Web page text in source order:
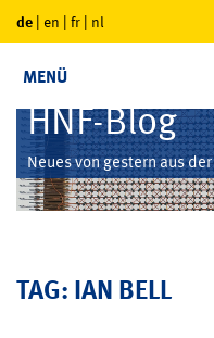
de | en | fr | nl
MENÜ
HNF-Blog
Neues von gestern aus
TAG: IAN BELL